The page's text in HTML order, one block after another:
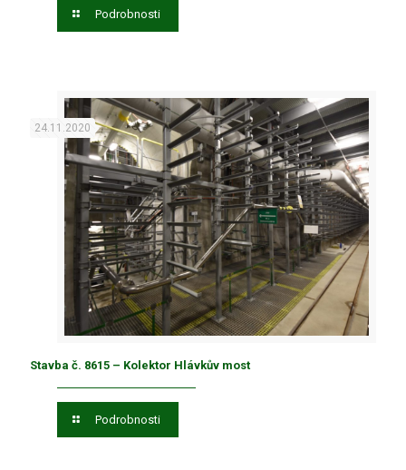
Podrobnosti
24.11.2020
Stavba č. 8615 – Kolektor Hlávkův most
Podrobnosti